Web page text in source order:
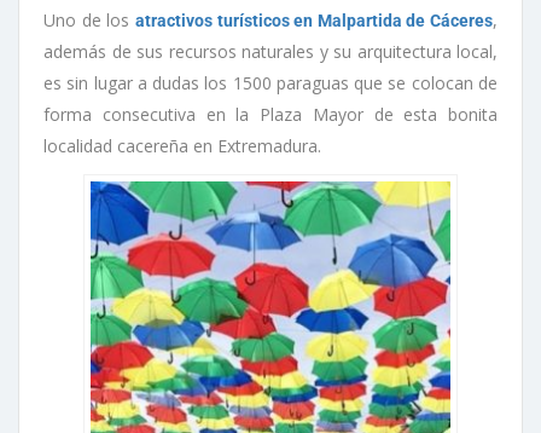
Uno de los atractivos turísticos en Malpartida de Cáceres,
además de sus recursos naturales y su arquitectura local,
es sin lugar a dudas los 1500 paraguas que se colocan de
forma consecutiva en la Plaza Mayor de esta bonita
localidad cacereña en Extremadura.